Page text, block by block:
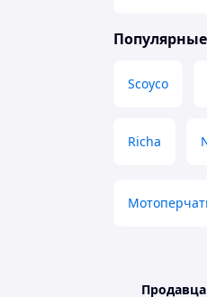
Scoyco
Richa